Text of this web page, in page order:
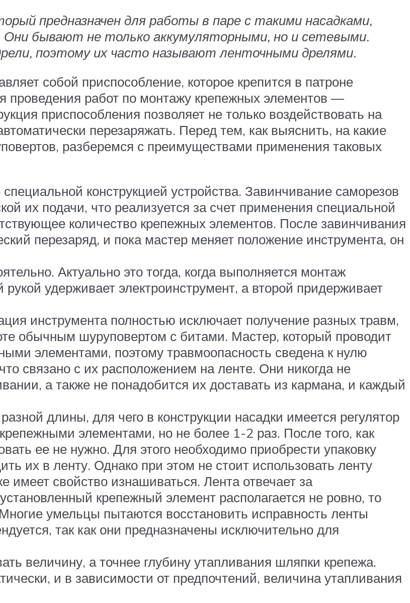
предназначен для работы в паре с такими насадками,
Они бывают не только аккумуляторными, но и сетевыми.
поэтому их часто называют ленточными дрелями.
собой приспособление, которое крепится в патроне
проведения работ по монтажу крепежных элементов —
приспособления позволяет не только воздействовать на
перезаряжать. Перед тем, как выяснить, на какие
разберемся с преимуществами применения таковых
конструкцией устройства. Завинчивание саморезов
их подачи, что реализуется за счет применения специальной
количество крепежных элементов. После завинчивания
перезаряд, и пока мастер меняет положение инструмента, он
Актуально это тогда, когда выполняется монтаж
рукой удерживает электроинструмент, а второй придерживает
инструмента полностью исключает получение разных травм,
обычным шуруповертом с битами. Мастер, который проводит
элементами, поэтому травмоопасность сведена к нулю
связано с их расположением на ленте. Они никогда не
а также не понадобится их доставать из кармана, и каждый
длины, для чего в конструкции насадки имеется регулятор
элементами, но не более 1-2 раз. После того, как
ее не нужно. Для этого необходимо приобрести упаковку
их в ленту. Однако при этом не стоит использовать ленту
имеет свойство изнашиваться. Лента отвечает за
крепежный элемент располагается не ровно, то
умельцы пытаются восстановить исправность ленты
так как они предназначены исключительно для
величину, а точнее глубину утапливания шляпки крепежа.
и в зависимости от предпочтений, величина утапливания